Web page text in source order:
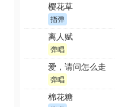
樱花草
指弹
离人赋
弹唱
爱，请问怎么走
弹唱
棉花糖